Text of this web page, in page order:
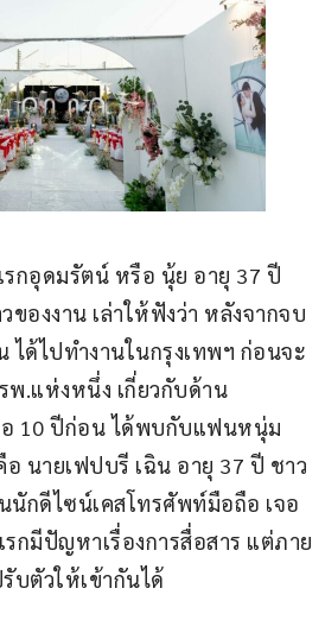
กอุดมรัตน์ หรือ นุ้ย อายุ 37 ปี
ของงาน เล่าให้ฟังว่า หลังจากจบ
ด้ไปทำงานในกรุงเทพฯ ก่อนจะ
พ.แห่งหนึ่ง เกี่ยวกับด้าน
อ 10 ปีก่อน ได้พบกับแฟนหนุ่ม
อ นายเฟปบรี เฉิน อายุ 37 ปี ชาว
นักดีไซน์เคสโทรศัพท์มือถือ เจอ
กมีปัญหาเรื่องการสื่อสาร แต่ภาย
บตัวให้เข้ากันได้